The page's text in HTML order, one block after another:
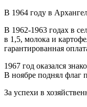
В 1964 году в
В 1962-1963 годах в
в 1,5, молока и
гарантированная
1967 год оказался
В ноябре поднял флаг
За успехи в